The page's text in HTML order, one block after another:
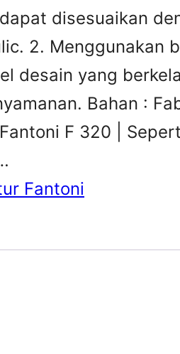
disesuaikan
2. Menggunakan
desain yang
Bahan :
F 320 |
Fantoni